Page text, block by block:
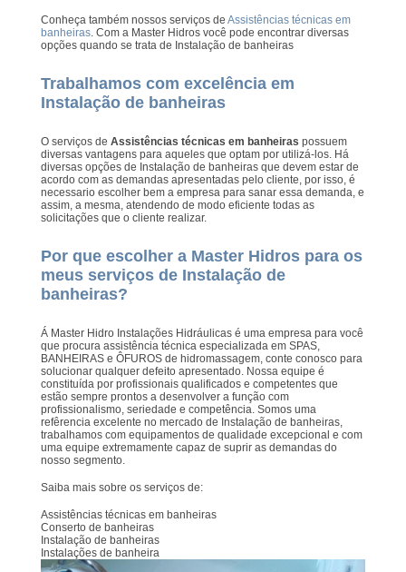
Conheça também nossos serviços de Assistências técnicas em
banheiras. Com a Master Hidros você pode encontrar diversas
opções quando se trata de Instalação de banheiras
Trabalhamos com excelência em
Instalação de banheiras
O serviços de Assistências técnicas em banheiras possuem
diversas vantagens para aqueles que optam por utilizá-los. Há
diversas opções de Instalação de banheiras que devem estar de
acordo com as demandas apresentadas pelo cliente, por isso, é
necessario escolher bem a empresa para sanar essa demanda, e
assim, a mesma, atendendo de modo eficiente todas as
solicitações que o cliente realizar.
Por que escolher a Master Hidros para os
meus serviços de Instalação de
banheiras?
Á Master Hidro Instalações Hidráulicas é uma empresa para você
que procura assistência técnica especializada em SPAS,
BANHEIRAS e ÔFUROS de hidromassagem, conte conosco para
solucionar qualquer defeito apresentado. Nossa equipe é
constituída por profissionais qualificados e competentes que
estão sempre prontos a desenvolver a função com
profissionalismo, seriedade e competência. Somos uma
refêrencia excelente no mercado de Instalação de banheiras,
trabalhamos com equipamentos de qualidade excepcional e com
uma equipe extremamente capaz de suprir as demandas do
nosso segmento.
Saiba mais sobre os serviços de:
Assistências técnicas em banheiras
Conserto de banheiras
Instalação de banheiras
Instalações de banheira